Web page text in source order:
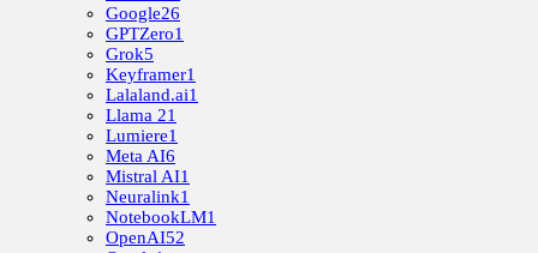
Google26
GPTZero1
Grok5
Keyframer1
Lalaland.ai1
Llama 21
Lumiere1
Meta AI6
Mistral AI1
Neuralink1
NotebookLM1
OpenAI52